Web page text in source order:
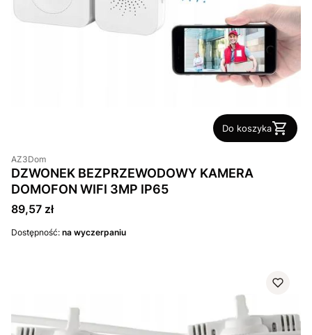
Do koszyka
AZ3Dom
DZWONEK BEZPRZEWODOWY KAMERA
DOMOFON WIFI 3MP IP65
Cena
89,57 zł
Dostępność: na wyczerpaniu